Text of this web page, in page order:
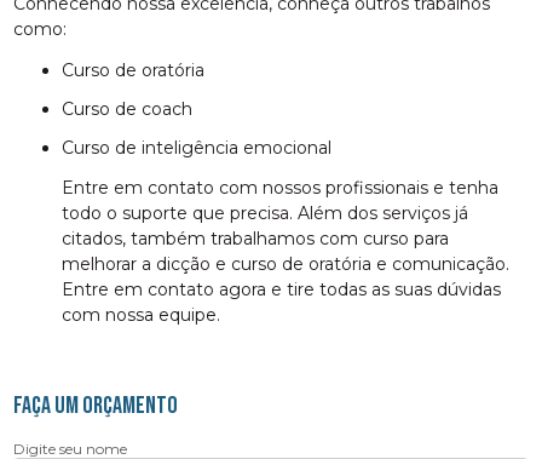
como:
curso de oratória
curso de coach
curso de inteligência emocional
Entre em contato com nossos profissionais e tenha
todo o suporte que precisa. Além dos serviços já
citados, também trabalhamos com curso para
melhorar a dicção e curso de oratória e comunicação.
Entre em contato agora e tire todas as suas dúvidas
com nossa equipe.
FAÇA UM ORÇAMENTO
Digite seu nome